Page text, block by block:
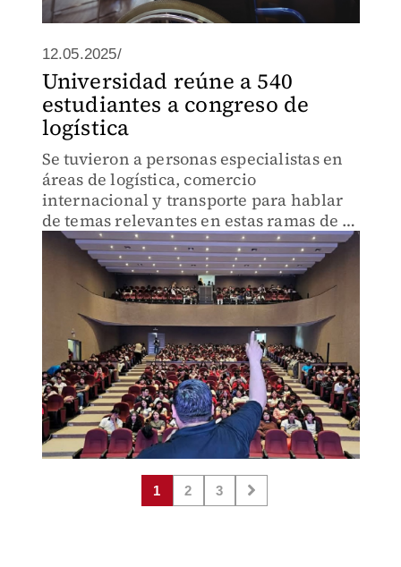
12.05.2025/
Universidad reúne a 540
estudiantes a congreso de
logística
Se tuvieron a personas especialistas en
áreas de logística, comercio
internacional y transporte para hablar
de temas relevantes en estas ramas de la
industria.
1 2 3